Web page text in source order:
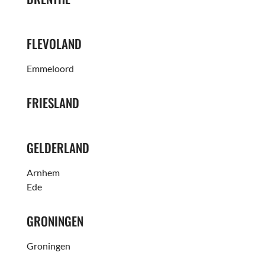
FLEVOLAND
Emmeloord
FRIESLAND
GELDERLAND
Arnhem
Ede
GRONINGEN
Groningen